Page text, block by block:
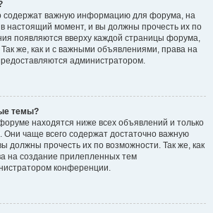
содержат важную информацию для форума, на
настоящий момент, и вы должны прочесть их по
появляются вверху каждой страницы форума,
же, как и с важными объявлениями, права на
администратором.
темы?
находятся ниже всех объявлений и только
Они чаще всего содержат достаточно важную
должны прочесть их по возможности. Так же, как
на создание прилепленных тем
конференции.